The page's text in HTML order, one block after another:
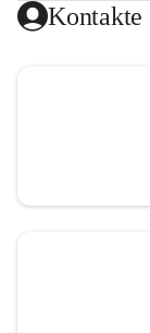
Kontakte